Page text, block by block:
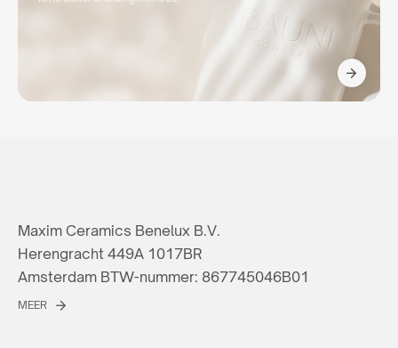
Maxim Ceramics Benelux B.V.
Herengracht 449A 1017BR
Amsterdam BTW-nummer: 867745046B01
MEER